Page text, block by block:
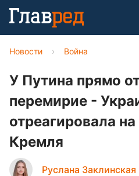
Новости › Война
У Путина прямо
перемирие -
отреагировала
Кремля
Руслана Заклинская